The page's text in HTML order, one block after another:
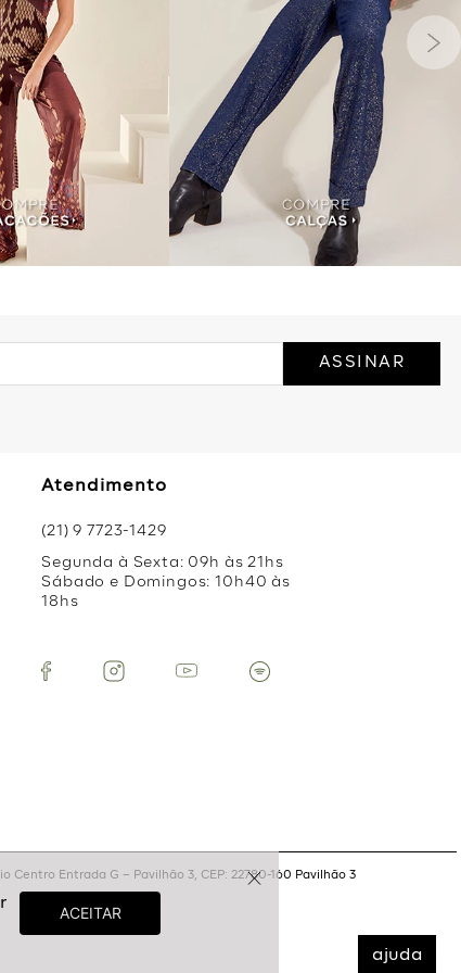
ajuda
ASSINAR
Atendimento
(21) 9 7723-1429
Segunda à Sexta: 09h às 21hs
Sábado e Domingos: 10h40 às
18hs
Centro Entrada G – Pavilhão 3, CEP: 22780-160 Pavilhão 3